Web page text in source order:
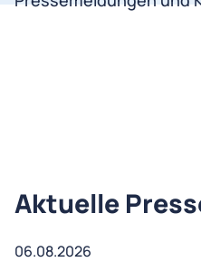
Aktuelle
06.08.2026